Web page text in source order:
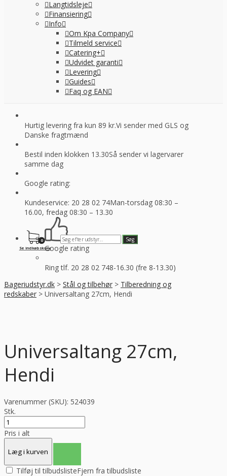
Langtidsleje
Finansiering
Info
Om Kpa Company
Tilmeld service
Catering+
Udvidet garanti
Levering
Guides
Faq og EAN
0
Se indkøbskurv
Hurtig levering fra kun 89 kr.Vi sender med GLS og
Danske fragtmænd
Bestil inden klokken 13.30Så sender vi lagervarer
samme dag
Google rating:
Kundeservice: 20 28 02 74Man-torsdag 08:30 –
16.00, fredag 08:30 – 13.30
Google rating
Ring tlf. 20 28 02 748-16.30 (fre 8-13.30)
Bageriudstyr.dk > Stål og tilbehør > Tilberedning og
redskaber > Universaltang 27cm, Hendi
Universaltang 27cm,
Hendi
Varenummer (SKU): 524039
Stk.
Pris i alt
Læg i kurven
Tilføj til tilbudslisteFjern fra tilbudsliste